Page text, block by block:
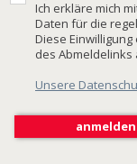
Ich erkläre mich
Daten für die
Diese
des
Unsere